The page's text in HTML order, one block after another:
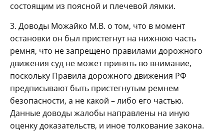
состоящим из поясной и плечевой лямки.
3. Доводы Можайко М.В. о том, что в момент
остановки он был пристегнут на нижнюю часть
ремня, что не запрещено правилами дорожного
движения суд не может принять во внимание,
поскольку Правила дорожного движения РФ
предписывают быть пристегнутым ремнем
безопасности, а не какой – либо его частью.
Данные доводы жалобы направлены на иную
оценку доказательств, и иное толкование закона.